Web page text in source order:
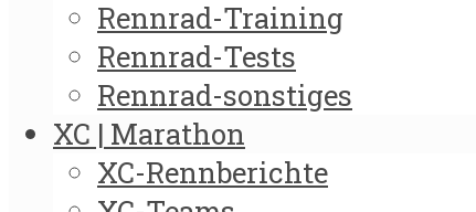
Rennrad-Training
Rennrad-Tests
Rennrad-sonstiges
XC | Marathon
XC-Rennberichte